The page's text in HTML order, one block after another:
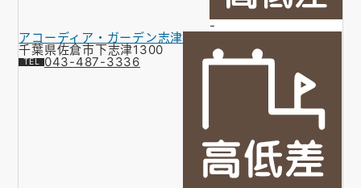
-
アコーディア・ガーデン志津
千葉県佐倉市下志津1300
043-487-3336